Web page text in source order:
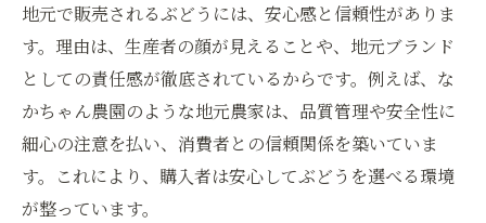
ぶどう販売現場で支持される包装方法と理
由
新鮮なぶどうを届けるパッケージ選定の重
要性
大分県産ぶどう販売の品質を守る包装の秘
密
地元で販売されるぶどうには、安心感と信頼性がありま
す。理由は、生産者の顔が見えることや、地元ブランド
としての責任感が徹底されているからです。例えば、な
かちゃん農園のような地元農家は、品質管理や安全性に
細心の注意を払い、消費者との信頼関係を築いていま
す。これにより、購入者は安心してぶどうを選べる環境
が整っています。